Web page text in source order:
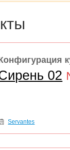
02
Servantes